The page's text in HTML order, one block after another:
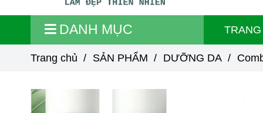
DANH MỤC
Trang chủ / SẢN PHẨM / DƯỠNG DA /